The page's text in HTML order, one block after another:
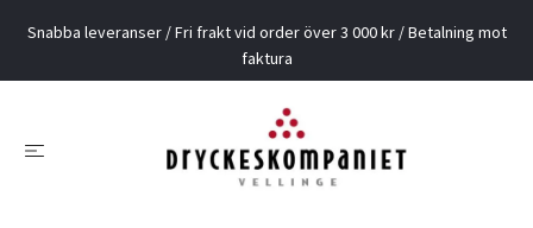
Snabba leveranser / Fri frakt vid order över 3 000 kr / Betalning mot
faktura